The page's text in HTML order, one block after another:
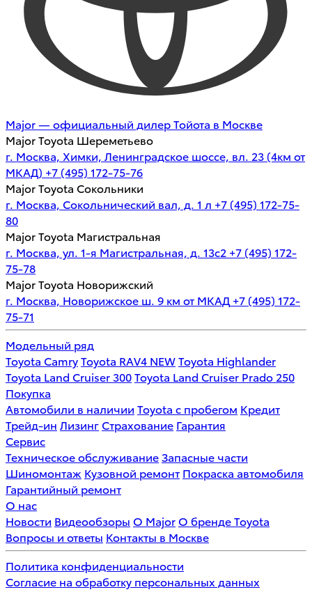
Major — официальный дилер Тойота в Москве
Major Toyota Шереметьево
г. Москва, Химки, Ленинградское шоссе, вл. 23 (4км от
МКАД) +7 (495) 172-75-76
Major Toyota Сокольники
г. Москва, Сокольнический вал, д. 1 л +7 (495) 172-75-
80
Major Toyota Магистральная
г. Москва, ул. 1-я Магистральная, д. 13с2 +7 (495) 172-
75-78
Major Toyota Новорижский
г. Москва, Новорижское ш. 9 км от МКАД +7 (495) 172-
75-71
Модельный ряд
Toyota CamryToyota RAV4 NEWToyota Highlander
Toyota Land Cruiser 300Toyota Land Cruiser Prado 250
Покупка
Автомобили в наличии Toyota с пробегом Кредит
Трейд-ин Лизинг Страхование Гарантия
Сервис
Техническое обслуживаниеЗапасные части
Шиномонтаж Кузовной ремонт Покраска автомобиля
Гарантийный ремонт
О нас
Новости Видеообзоры О Major О бренде Toyota
Вопросы и ответы Контакты в Москве
Политика конфиденциальности
Согласие на обработку персональных данных